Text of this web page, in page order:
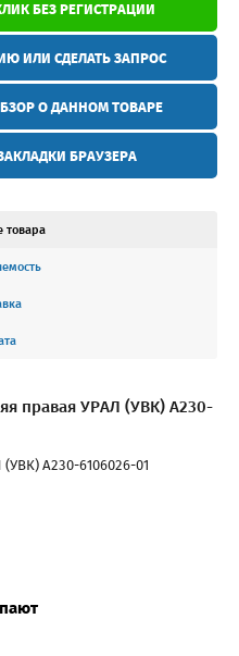
БЕЗ РЕГИСТРАЦИИ
ИЛИ СДЕЛАТЬ ЗАПРОС
О ДАННОМ ТОВАРЕ
БРАУЗЕРА
товара
правая УРАЛ (УВК) А230-
А230-6106026-01